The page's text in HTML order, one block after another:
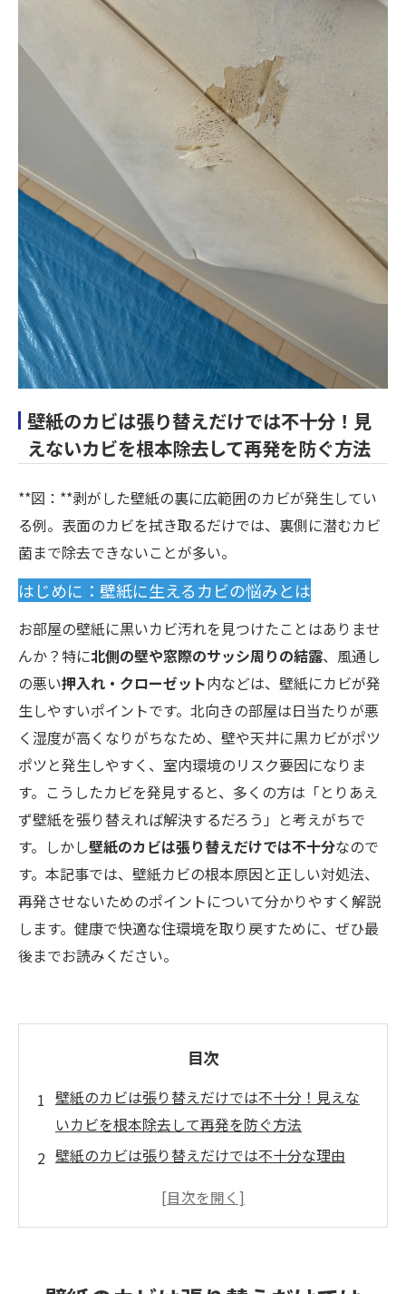
壁紙のカビは張り替えだけでは不十分！見
えないカビを根本除去して再発を防ぐ方法
**図：**剥がした壁紙の裏に広範囲のカビが発生してい
る例。表面のカビを拭き取るだけでは、裏側に潜むカビ
菌まで除去できないことが多い。
はじめに：壁紙に生えるカビの悩みとは
お部屋の壁紙に黒いカビ汚れを見つけたことはありませ
んか？特に北側の壁や窓際のサッシ周りの結露、風通し
の悪い押入れ・クローゼット内などは、壁紙にカビが発
生しやすいポイントです。北向きの部屋は日当たりが悪
く湿度が高くなりがちなため、壁や天井に黒カビがポツ
ポツと発生しやすく、室内環境のリスク要因になりま
す。こうしたカビを発見すると、多くの方は「とりあえ
ず壁紙を張り替えれば解決するだろう」と考えがちで
す。しかし壁紙のカビは張り替えだけでは不十分なので
す。本記事では、壁紙カビの根本原因と正しい対処法、
再発させないためのポイントについて分かりやすく解説
します。健康で快適な住環境を取り戻すために、ぜひ最
後までお読みください。
目次
壁紙のカビは張り替えだけでは不十分！見えな
いカビを根本除去して再発を防ぐ方法
壁紙のカビは張り替えだけでは不十分な理由
壁紙裏のカビ除去が欠かせない理由